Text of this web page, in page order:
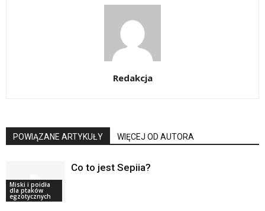
Redakcja
POWIĄZANE ARTYKUŁY WIĘCEJ OD AUTORA
Miski i poidła
dla ptaków
egzotycznych
Co to jest Sepiia?